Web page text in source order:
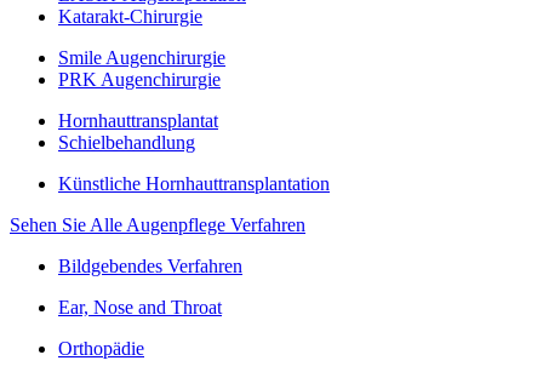
Katarakt-Chirurgie
Smile Augenchirurgie
PRK Augenchirurgie
Hornhauttransplantat
Schielbehandlung
Künstliche Hornhauttransplantation
Sehen Sie Alle Augenpflege Verfahren
Bildgebendes Verfahren
Ear, Nose and Throat
Orthopädie